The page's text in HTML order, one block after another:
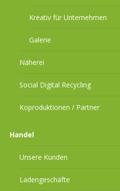
Kreativ für Unternehmen
Galerie
Näherei
Social Digital Recycling
Koproduktionen / Partner
Handel
Unsere Kunden
Ladengeschäfte